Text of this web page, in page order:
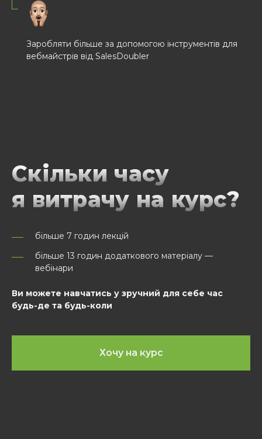
Заробляти більше за допомогою інструментів для
вебмайстрів від SalesDoubler
Скільки часу
я витрачу на курс?
більше 7 годин лекцій
більше 13 годин додаткового матеріалу —
вебінари
Ви можете навчатись у зручний для себе час
будь-де та будь-коли
Хочу на курс